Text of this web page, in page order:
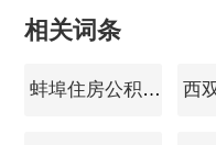
相关词条
蚌埠住房公积金查询